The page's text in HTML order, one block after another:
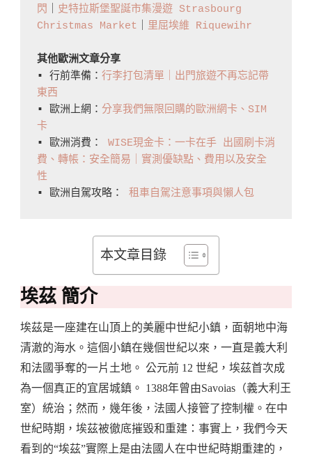
Eze〉
中
閃
史特拉斯堡聖誕市集漫遊 Strasbourg
Christmas Market
里屈埃維 Riquewihr
其他歐洲文章分享
▪️ 行前準備： 行李打包清單｜出門旅遊不再忘記帶
東西
▪️ 歐洲上網： 分享我們無限回購的歐洲網卡、SIM
卡
▪️ 歐洲消費： WISE現金卡：一卡在手 出國刷卡消
費、轉帳：安全簡易｜實測優缺點、費用以及安全
性
▪️ 歐洲自駕攻略： 租車自駕注意事項與懶人包
本文章目錄
埃茲 簡介
埃茲是一座建在山頂上的美麗中世紀小鎮，面朝地中海
清澈的海水。這個小鎮在幾個世紀以來，一直是義大利
和法國爭奪的一片土地。 公元前 12 世紀，埃茲首次成
為一個真正的宜居城鎮。 1388年曾由Savoias（義大利王
室）統治；然而，幾年後，法國人接管了控制權。在中
世紀時期，埃茲被徹底摧毀和重建：事實上，我們今天
看到的“埃茲”實際上是由法國人在中世紀時期重建的，